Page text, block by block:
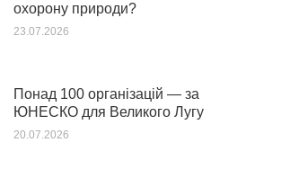
охорону природи?
23.07.2026
Понад 100 організацій — за
ЮНЕСКО для Великого Лугу
20.07.2026